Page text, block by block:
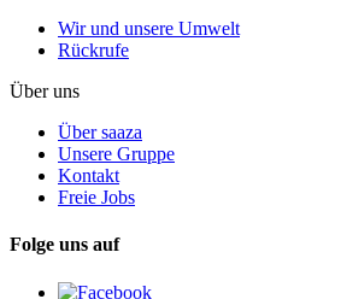
Wir und unsere Umwelt
Rückrufe
Über uns
Über saaza
Unsere Gruppe
Kontakt
Freie Jobs
Folge uns auf